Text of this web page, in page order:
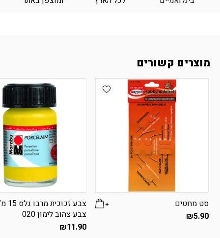
מוצרים קשורים
Add wishlist
סט מחטים
₪5.90
צבע
צבע צהוב לימון 020
₪11.90